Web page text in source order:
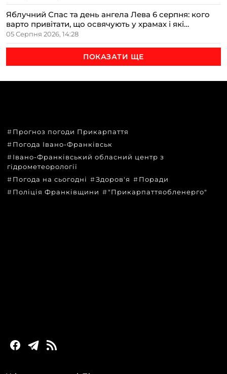
Яблучний Спас та день ангела Лева 6 серпня: кого
варто привітати, що освячують у храмах і які
прикмети передбачають осінь
05 Серпня 2026, 14:28
ПОКАЗАТИ ЩЕ
Прогноз погоди Прикарпаття
Погода Івано-Франківськ
Івано-Франківський обласний центр з
гідрометеорології
Погода на сьогодні
Здоров'я
Поради
Поліція Франківщини
"Прикарпаттяобленерго"